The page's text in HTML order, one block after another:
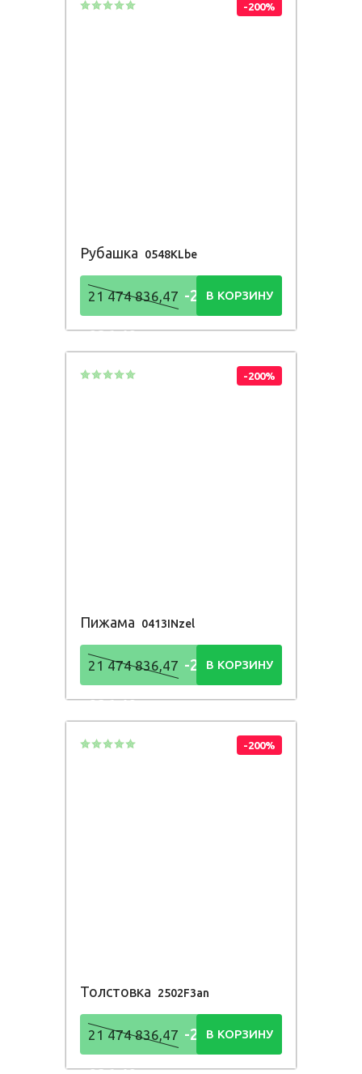
-200%
Рубашка 0548KLbe
21 474 836,47 -21 474
836,48Р
В КОРЗИНУ
-200%
Пижама 0413INzel
21 474 836,47 -21 474
836,48Р
В КОРЗИНУ
-200%
Толстовка 2502F3an
21 474 836,47 -21 474
В КОРЗИНУ